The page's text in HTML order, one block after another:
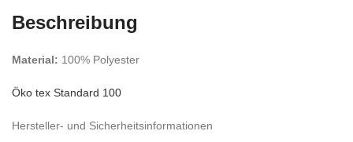
Beschreibung
Material: 100% Polyester
Öko tex Standard 100
Hersteller- und Sicherheitsinformationen